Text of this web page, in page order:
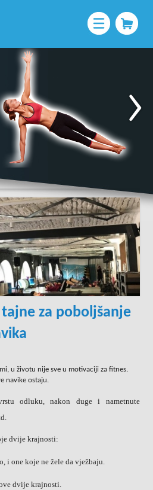
za poboljšanje
u životu nije sve u motivaciji za fitnes.
navike ostaju.
odluku, nakon duge i nametnute
dvije krajnosti:
i one koje ne žele da vježbaju.
dvije krajnosti.